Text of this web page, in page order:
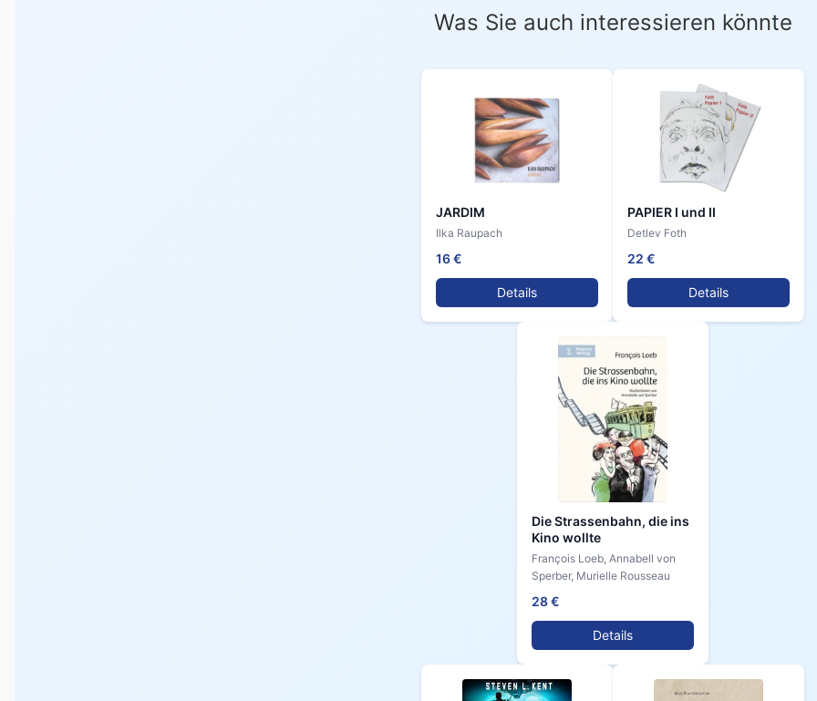
Was Sie auch interessieren könnte
JARDIM
Ilka Raupach
16 €
Details
PAPIER I und II
Detlev Foth
22 €
Details
Die Strassenbahn, die ins
Kino wollte
François Loeb, Annabell von
Sperber, Murielle Rousseau
28 €
Details